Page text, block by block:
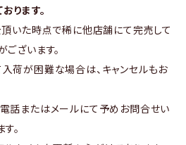
ります。
頂いた時点で稀に他店舗にて完売して
ざいます。
荷が困難な場合は、キャンセルもお
話またはメールにて予めお問合せい
。